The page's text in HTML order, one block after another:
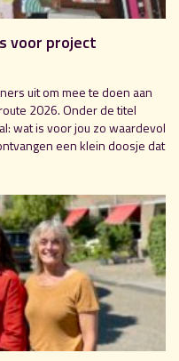
voor project
uit om mee te doen aan
2026. Onder de titel
wat is voor jou zo waardevol
een klein doosje dat